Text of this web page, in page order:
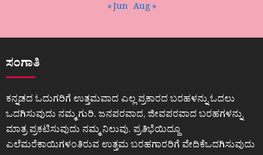
« Jun Aug »
ಸಂಗಾತಿ
ಕನ್ನಡದ ಓದುಗರಿಗೆ ಉತ್ತಮವಾದ ಎಲ್ಲ ಪ್ರಕಾರದ ಬರಹಳನ್ನು ಓದಲು
ಒದಗಿಸುವುದು ನಮ್ಮ ಗುರಿ. ಜನಪರವಾದ, ಜೀವಪರವಾದ ಬರಹಗಳನ್ನು
ಮಾತ್ರ ಪ್ರಕಟಿಸುವುದು ನಮ್ಮ ನಿಲುವು. ಪ್ರತಿಭೆಯಿದ್ದೂ
ಎಲೆಮರೆಕಾಯಿಗಳಂತಿರುವ ಉತ್ತಮ ಬರಹಗಾರರಿಗೆ ವೇದಿಕೆಒದಗಿಸುವುದು